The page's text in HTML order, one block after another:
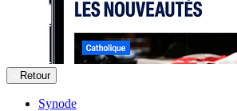
Retour
Synode